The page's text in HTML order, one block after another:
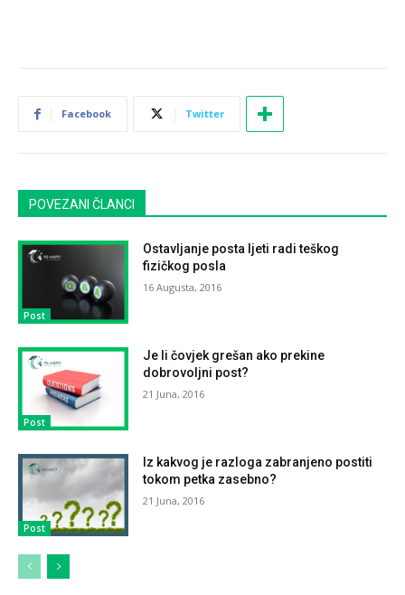
Facebook Twitter
POVEZANI ČLANCI
Post
Ostavljanje posta ljeti radi teškog
fizičkog posla
16 Augusta, 2016
Post
Je li čovjek grešan ako prekine
dobrovoljni post?
21 Juna, 2016
Post
Iz kakvog je razloga zabranjeno postiti
tokom petka zasebno?
21 Juna, 2016